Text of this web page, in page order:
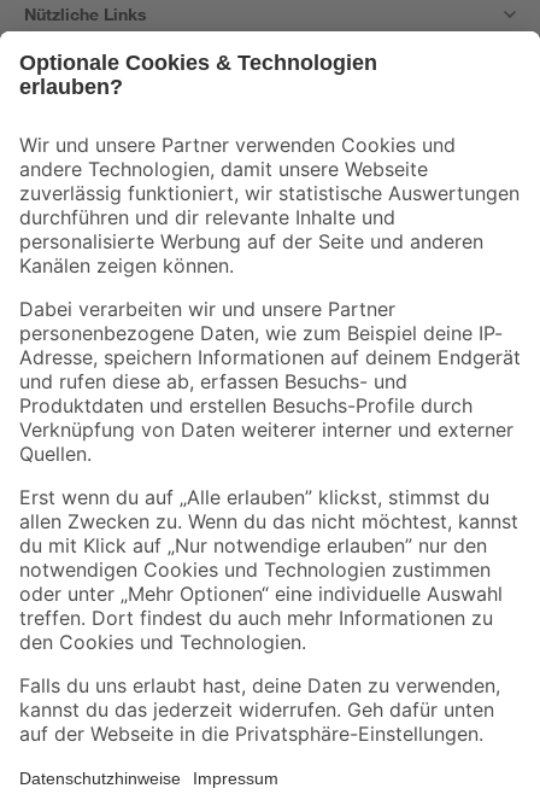
Nützliche Links
Der toom Newsletter: Keine Angebote und Aktionen mehr verpassen!
Zur Newsletter Anmeldung
Folge uns
Zahlungsarten Versandarten
Sicher einkaufen
Jetzt die toom-App herunterladen
Alle Preisangaben in EUR inkl. gesetzl. MwSt.. Die dargestellten Angebote sind unter
Umständen nicht in allen Märkten verfügbar. Die angegebenen Verfügbarkeiten beziehen
Produkte nur solange der Vorrat reicht.
*Paketversand ab 59 € versandkostenfrei, gilt nicht für Artikel mit Speditionsversand, hier